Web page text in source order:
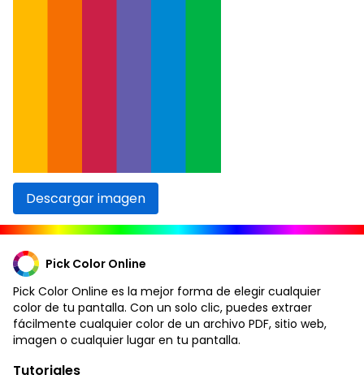
Descargar imagen
Pick Color Online
Pick Color Online es la mejor forma de elegir cualquier
color de tu pantalla. Con un solo clic, puedes extraer
fácilmente cualquier color de un archivo PDF, sitio web,
imagen o cualquier lugar en tu pantalla.
Tutoriales